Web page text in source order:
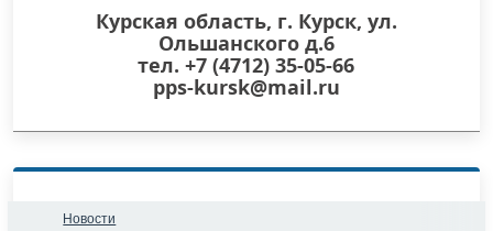
Курская область, г. Курск, ул.
Ольшанского д.6
тел. +7 (4712) 35-05-66
pps-kursk@mail.ru
Новости